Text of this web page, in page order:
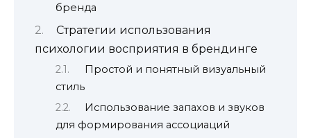
бренда
Стратегии использования
психологии восприятия в брендинге
Простой и понятный визуальный
стиль
Использование запахов и звуков
для формирования ассоциаций